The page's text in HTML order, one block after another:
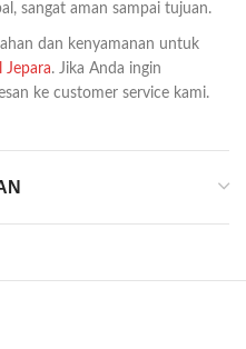
sangat aman sampai tujuan.
dan kenyamanan untuk
Jepara. Jika Anda ingin
ke customer service kami.